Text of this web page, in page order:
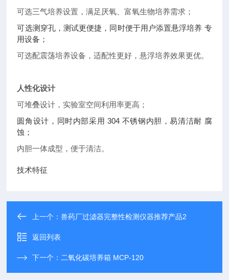
可选三气培养设置，满足厌氧、富氧生物培养需求；
可选测穿孔，测试更便捷，同时便于用户添置悬浮培养 专
用设备；
可选配震荡培养设备，适配性更好，悬浮培养效果更优。
人性化设计
可堆叠设计，实验室空间利用率更高；
圆角设计，同时内部采用 304 不锈钢内胆，易清洁耐 腐
蚀；
内胆一体成型，便于清洁。
技术特征
上一个：兽药厂过滤器完整性检测仪器推荐产品2
返回列表
下一个： 二氧化碳培养箱 MCP-120